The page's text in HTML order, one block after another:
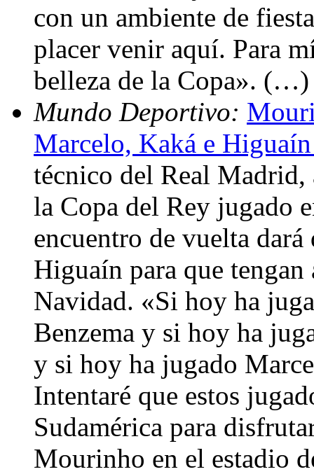
con un ambiente de
placer venir aquí. Para
belleza de la Copa». (…)
Mundo Deportivo:
Marcelo, Kaká e
técnico del Real
la Copa del Rey jugado
encuentro de vuelta
Higuaín para que tengan
Navidad. «Si hoy ha
Benzema y si hoy ha
y si hoy ha jugado
Intentaré que estos
Sudamérica para
Mourinho en el estadio